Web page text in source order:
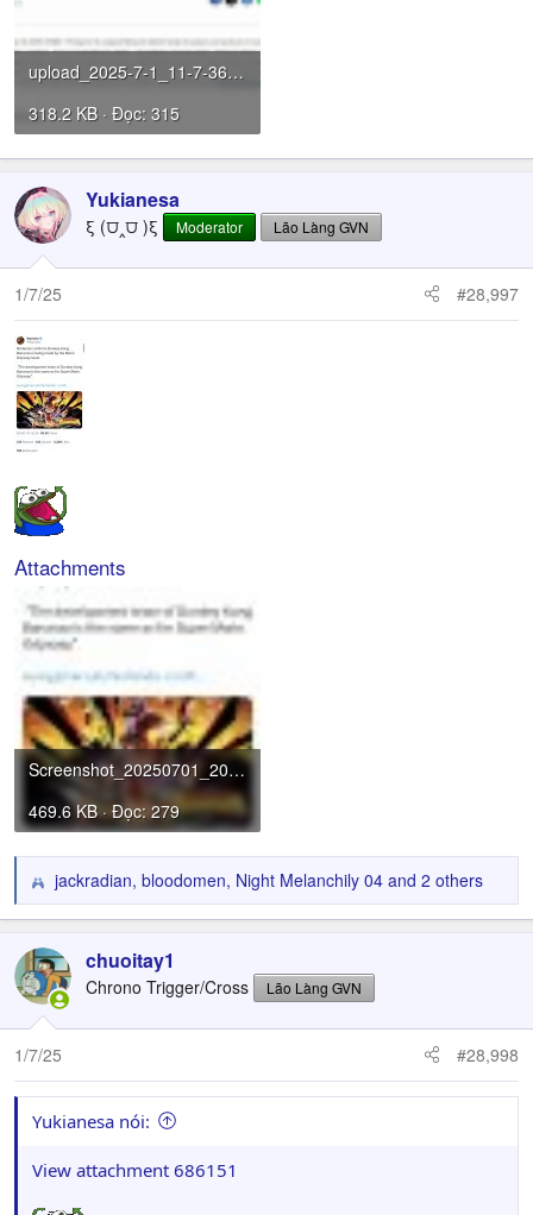
upload_2025-7-1_11-7-36.png
318.2 KB · Đọc: 315
Yukianesa
ξ (⩌‸⩌ )ξ Moderator Lão Làng GVN
1/7/25 #28,997
Attachments
Screenshot_20250701_204904.jpg
469.6 KB · Đọc: 279
R
e
c
t
i
o
n
s
:
jackradian, bloodomen, Night Melanchily 04 and 2 others
chuoitay1
Chrono Trigger/Cross Lão Làng GVN
1/7/25 #28,998
Yukianesa nói:
View attachment 686151